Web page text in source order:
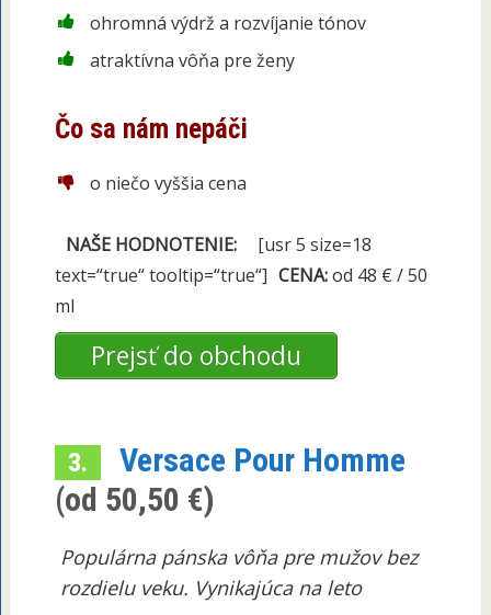
ohromná výdrž a rozvíjanie tónov
atraktívna vôňa pre ženy
Čo sa nám nepáči
o niečo vyššia cena
NAŠE HODNOTENIE:
[usr 5 size=18
text=“true“ tooltip=“true“] CENA:od 48 € / 50
ml
Prejsť do obchodu
3.
Versace Pour Homme
(od 50,50 €)
Populárna pánska vôňa pre mužov bez
rozdielu veku. Vynikajúca na leto